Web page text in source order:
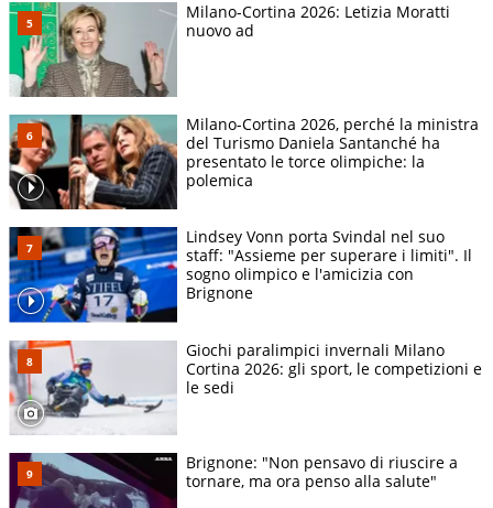
Milano-Cortina 2026: Letizia Moratti
nuovo ad
Milano-Cortina 2026, perché la ministra
del Turismo Daniela Santanché ha
presentato le torce olimpiche: la
polemica
Lindsey Vonn porta Svindal nel suo
staff: "Assieme per superare i limiti". Il
sogno olimpico e l'amicizia con
Brignone
Giochi paralimpici invernali Milano
Cortina 2026: gli sport, le competizioni e
le sedi
Brignone: "Non pensavo di riuscire a
tornare, ma ora penso alla salute"